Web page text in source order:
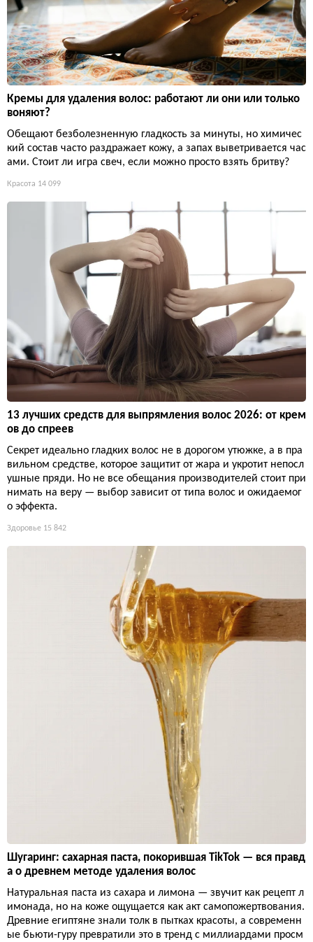
Кремы для удаления волос: работают ли они или только
воняют?
Обещают безболезненную гладкость за минуты, но химичес
кий состав часто раздражает кожу, а запах выветривается час
ами. Стоит ли игра свеч, если можно просто взять бритву?
Красота 14 099
13 лучших средств для выпрямления волос 2026: от крем
ов до спреев
Секрет идеально гладких волос не в дорогом утюжке, а в пра
вильном средстве, которое защитит от жара и укротит непосл
ушные пряди. Но не все обещания производителей стоит при
нимать на веру — выбор зависит от типа волос и ожидаемог
о эффекта.
Здоровье 15 842
Шугаринг: сахарная паста, покорившая TikTok — вся правд
а о древнем методе удаления волос
Натуральная паста из сахара и лимона — звучит как рецепт л
имонада, но на коже ощущается как акт самопожертвования.
Древние египтяне знали толк в пытках красоты, а современн
ые бьюти-гуру превратили это в тренд с миллиардами просм